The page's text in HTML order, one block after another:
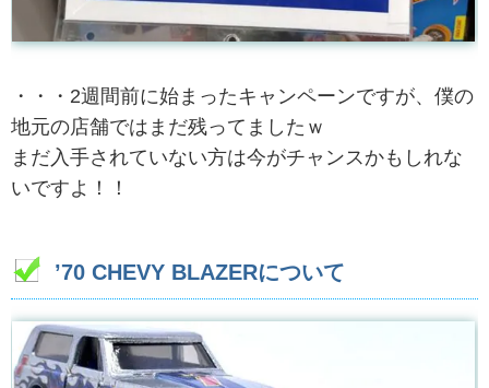
・・・2週間前に始まったキャンペーンですが、僕の
地元の店舗ではまだ残ってましたｗ
まだ入手されていない方は今がチャンスかもしれな
いですよ！！
’70 CHEVY BLAZERについて